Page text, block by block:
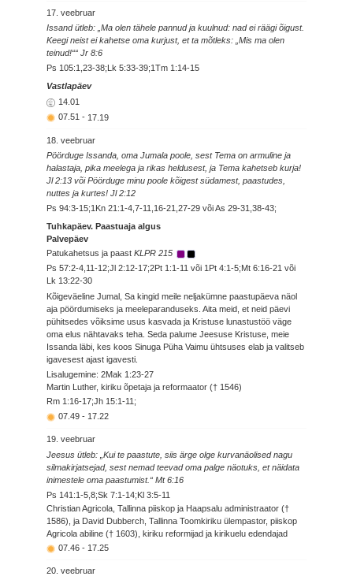
17. veebruar
Issand ütleb: „Ma olen tähele pannud ja kuulnud: nad ei räägi õigust.
Keegi neist ei kahetse oma kurjust, et ta mõtleks: „Mis ma olen
teinud!““ Jr 8:6
Ps 105:1,23-38;Lk 5:33-39;1Tm 1:14-15
Vastlapäev
14.01
07.51 - 17.19
18. veebruar
Pöörduge Issanda, oma Jumala poole, sest Tema on armuline ja
halastaja, pika meelega ja rikas heldusest, ja Tema kahetseb kurja!
Jl 2:13 või Pöörduge minu poole kõigest südamest, paastudes,
nuttes ja kurtes! Jl 2:12
Ps 94:3-15;1Kn 21:1-4,7-11,16-21,27-29 või As 29-31,38-43;
Tuhkapäev. Paastuaja algus
Palvepäev
Patukahetsus ja paast KLPR 215
Ps 57:2-4,11-12;Jl 2:12-17;2Pt 1:1-11 või 1Pt 4:1-5;Mt 6:16-21 või
Lk 13:22-30
Kõigeväeline Jumal, Sa kingid meile neljakümne paastupäeva näol
aja pöördumiseks ja meeleparanduseks. Aita meid, et neid päevi
pühitsedes võiksime usus kasvada ja Kristuse lunastustöö väge
oma elus nähtavaks teha. Seda palume Jeesuse Kristuse, meie
Issanda läbi, kes koos Sinuga Püha Vaimu ühtsuses elab ja valitseb
igavesest ajast igavesti.
Lisalugemine: 2Mak 1:23-27
Martin Luther, kiriku õpetaja ja reformaator († 1546)
Rm 1:16-17;Jh 15:1-11;
07.49 - 17.22
19. veebruar
Jeesus ütleb: „Kui te paastute, siis ärge olge kurvanäolised nagu
silmakirjatsejad, sest nemad teevad oma palge näotuks, et näidata
inimestele oma paastumist.“ Mt 6:16
Ps 141:1-5,8;Sk 7:1-14;Kl 3:5-11
Christian Agricola, Tallinna piiskop ja Haapsalu administraator (†
1586), ja David Dubberch, Tallinna Toomkiriku ülempastor, piiskop
Agricola abiline († 1603), kiriku reformijad ja kirikuelu edendajad
07.46 - 17.25
20. veebruar